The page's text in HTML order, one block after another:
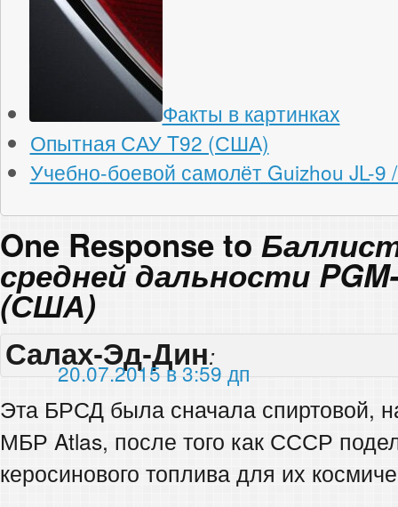
Факты в картинках
Опытная САУ T92 (США)
Учебно-боевой самолёт Guizhou JL-9
One Response to
средней дальности
(США)
Салах-Эд-Дин:
20.07.2015 в 3:59 дп
Эта БРСД была сначала спиртовой,
МБР Atlas, после того как СССР
керосинового топлива для их